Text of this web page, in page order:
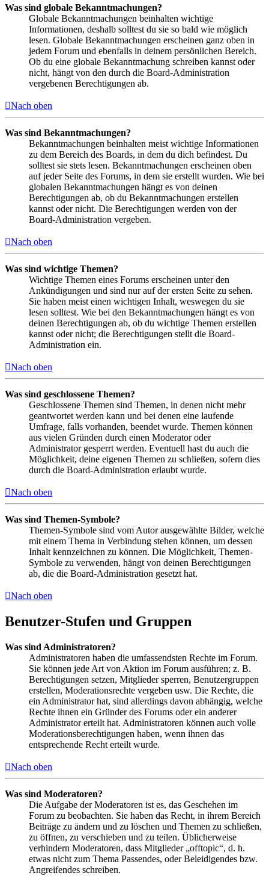
Was sind globale Bekanntmachungen?
Globale Bekanntmachungen beinhalten wichtige
Informationen, deshalb solltest du sie so bald wie möglich
lesen. Globale Bekanntmachungen erscheinen ganz oben in
jedem Forum und ebenfalls in deinem persönlichen Bereich.
Ob du eine globale Bekanntmachung schreiben kannst oder
nicht, hängt von den durch die Board-Administration
vergebenen Berechtigungen ab.
Nach oben
Was sind Bekanntmachungen?
Bekanntmachungen beinhalten meist wichtige Informationen
zu dem Bereich des Boards, in dem du dich befindest. Du
solltest sie stets lesen. Bekanntmachungen erscheinen oben
auf jeder Seite des Forums, in dem sie erstellt wurden. Wie bei
globalen Bekanntmachungen hängt es von deinen
Berechtigungen ab, ob du Bekanntmachungen erstellen
kannst oder nicht. Die Berechtigungen werden von der
Board-Administration vergeben.
Nach oben
Was sind wichtige Themen?
Wichtige Themen eines Forums erscheinen unter den
Ankündigungen und sind nur auf der ersten Seite zu sehen.
Sie haben meist einen wichtigen Inhalt, weswegen du sie
lesen solltest. Wie bei den Bekanntmachungen hängt es von
deinen Berechtigungen ab, ob du wichtige Themen erstellen
kannst oder nicht; die Berechtigungen stellt die Board-
Administration ein.
Nach oben
Was sind geschlossene Themen?
Geschlossene Themen sind Themen, in denen nicht mehr
geantwortet werden kann und bei denen eine laufende
Umfrage, falls vorhanden, beendet wurde. Themen können
aus vielen Gründen durch einen Moderator oder
Administrator gesperrt werden. Eventuell hast du auch die
Möglichkeit, deine eigenen Themen zu schließen, sofern dies
durch die Board-Administration erlaubt wurde.
Nach oben
Was sind Themen-Symbole?
Themen-Symbole sind vom Autor ausgewählte Bilder, welche
mit einem Thema in Verbindung stehen können, um dessen
Inhalt kennzeichnen zu können. Die Möglichkeit, Themen-
Symbole zu verwenden, hängt von deinen Berechtigungen
ab, die die Board-Administration gesetzt hat.
Nach oben
Benutzer-Stufen und Gruppen
Was sind Administratoren?
Administratoren haben die umfassendsten Rechte im Forum.
Sie können jede Art von Aktion im Forum ausführen; z. B.
Berechtigungen setzen, Mitglieder sperren, Benutzergruppen
erstellen, Moderationsrechte vergeben usw. Die Rechte, die
ein Administrator hat, sind allerdings davon abhängig, welche
Rechte ihnen ein Gründer des Forums oder ein anderer
Administrator erteilt hat. Administratoren können auch volle
Moderationsberechtigungen haben, wenn ihnen das
entsprechende Recht erteilt wurde.
Nach oben
Was sind Moderatoren?
Die Aufgabe der Moderatoren ist es, das Geschehen im
Forum zu beobachten. Sie haben das Recht, in ihrem Bereich
Beiträge zu ändern und zu löschen und Themen zu schließen,
zu öffnen, zu verschieben und zu teilen. Üblicherweise
verhindern Moderatoren, dass Mitglieder „offtopic“, d. h.
etwas nicht zum Thema Passendes, oder Beleidigendes bzw.
Angreifendes schreiben.